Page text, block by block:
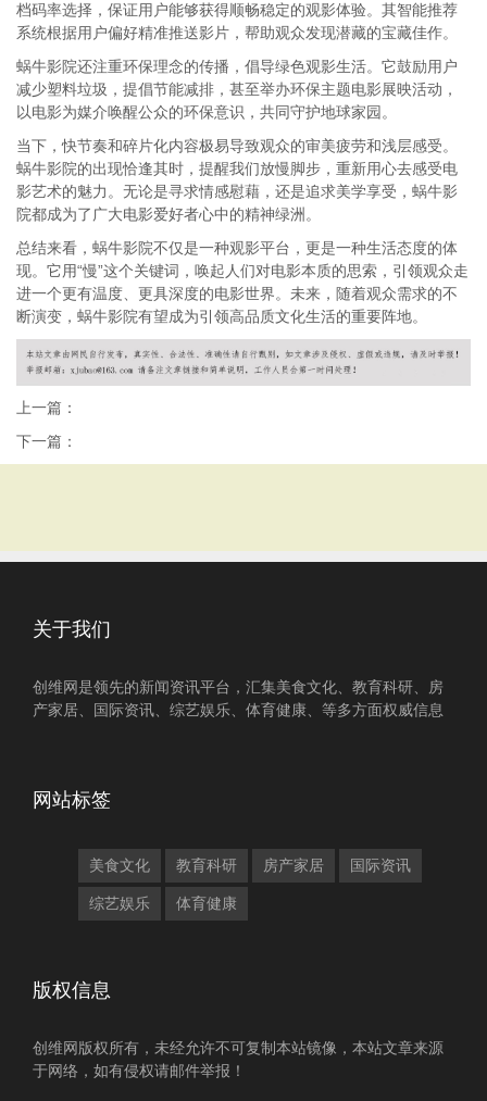
档码率选择，保证用户能够获得顺畅稳定的观影体验。其智能推荐
系统根据用户偏好精准推送影片，帮助观众发现潜藏的宝藏佳作。
蜗牛影院还注重环保理念的传播，倡导绿色观影生活。它鼓励用户
减少塑料垃圾，提倡节能减排，甚至举办环保主题电影展映活动，
以电影为媒介唤醒公众的环保意识，共同守护地球家园。
当下，快节奏和碎片化内容极易导致观众的审美疲劳和浅层感受。
蜗牛影院的出现恰逢其时，提醒我们放慢脚步，重新用心去感受电
影艺术的魅力。无论是寻求情感慰藉，还是追求美学享受，蜗牛影
院都成为了广大电影爱好者心中的精神绿洲。
总结来看，蜗牛影院不仅是一种观影平台，更是一种生活态度的体
现。它用“慢”这个关键词，唤起人们对电影本质的思索，引领观众走
进一个更有温度、更具深度的电影世界。未来，随着观众需求的不
断演变，蜗牛影院有望成为引领高品质文化生活的重要阵地。
上一篇：
下一篇：
关于我们
创维网是领先的新闻资讯平台，汇集美食文化、教育科研、房
产家居、国际资讯、综艺娱乐、体育健康、等多方面权威信息
网站标签
美食文化 教育科研 房产家居 国际资讯
综艺娱乐 体育健康
版权信息
创维网版权所有，未经允许不可复制本站镜像，本站文章来源
于网络，如有侵权请邮件举报！